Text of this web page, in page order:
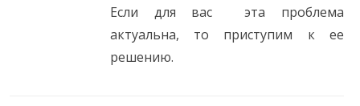
Если для вас эта проблема
актуальна, то приступим к ее
решению.